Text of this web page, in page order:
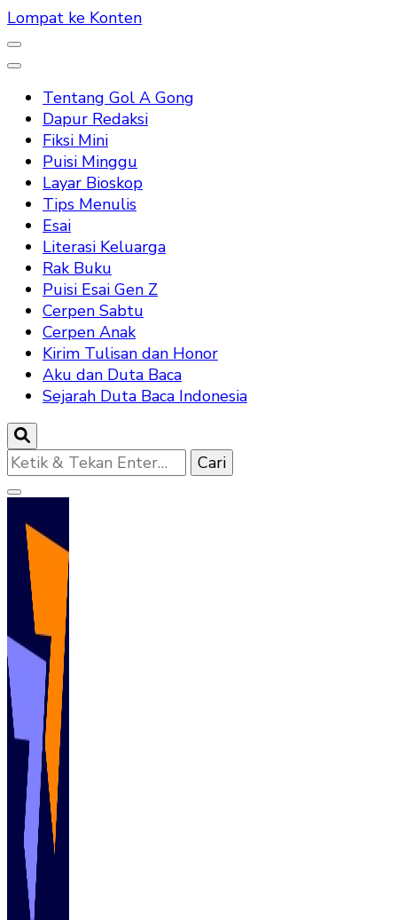
Lompat ke Konten
Tentang Gol A Gong
Dapur Redaksi
Fiksi Mini
Puisi Minggu
Layar Bioskop
Tips Menulis
Esai
Literasi Keluarga
Rak Buku
Puisi Esai Gen Z
Cerpen Sabtu
Cerpen Anak
Kirim Tulisan dan Honor
Aku dan Duta Baca
Sejarah Duta Baca Indonesia
Mencari
Sesuatu?